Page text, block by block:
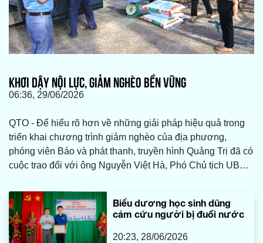
KHƠI DẬY NỘI LỰC, GIẢM NGHÈO BỀN VỮNG
06:36, 29/06/2026
QTO - Để hiểu rõ hơn về những giải pháp hiệu quả trong
triển khai chương trình giảm nghèo của địa phương,
phóng viên Báo và phát thanh, truyền hình Quảng Trị đã có
cuộc trao đổi với ông Nguyễn Việt Hà, Phó Chủ tịch UBND
Biểu dương học sinh dũng
cảm cứu người bị đuối nước
20:23, 28/06/2026